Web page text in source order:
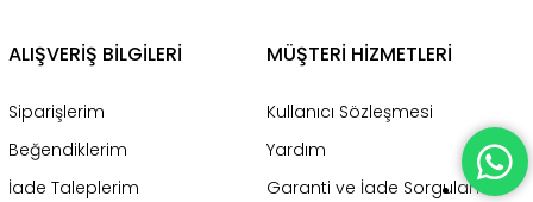
ALIŞVERİŞ BİLGİLERİ
Siparişlerim
Beğendiklerim
İade Taleplerim
MÜŞTERİ HİZMETLERİ
Kullanıcı Sözleşmesi
Yardım
Garanti ve İade Sorgulama